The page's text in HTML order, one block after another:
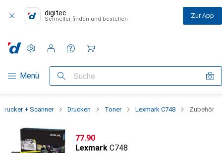
digitec
Schneller finden und bestellen Zur App
Navigation nach Kategorien
Menü Suche
Einstellungen
Kundenkonto
Vergleichslisten
Merklisten
Warenkorb
Drucker + Scanner Drucken Toner Lexmark C748 Zubehör
CHF
77.90
Lexmark C748